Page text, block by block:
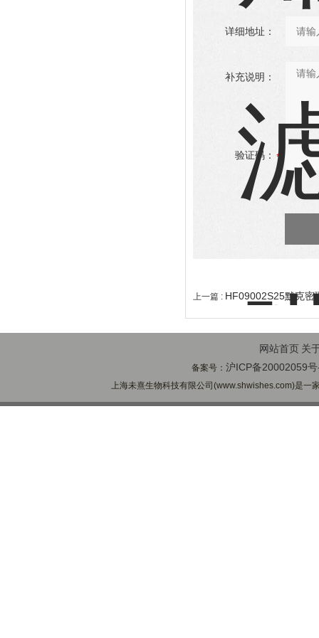
详细地址：
补充说明：
验证码：
上一篇 : HF09002S25默克密
网站首页 关
备案号：沪ICP备20002059
上海未熹生物科技有限公司(www.shwishes.com)是一